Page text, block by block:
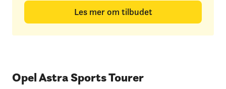
Les mer om tilbudet
Opel Astra Sports Tourer